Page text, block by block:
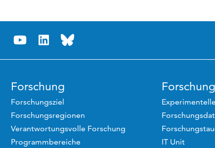
Forschung
Forschungsziel
Forschungsregionen
Verantwortungsvolle Forschung
Programmbereiche
IT Unit